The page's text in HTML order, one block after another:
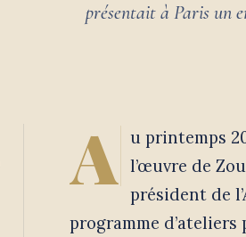
présentait à Paris un
A
u printemps
l’œuvre de
président de
programme